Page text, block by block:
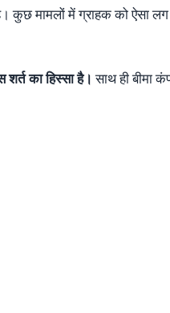
कुछ मामलों में ग्राहक को ऐसा लग
शर्त का हिस्सा है। साथ ही बीमा